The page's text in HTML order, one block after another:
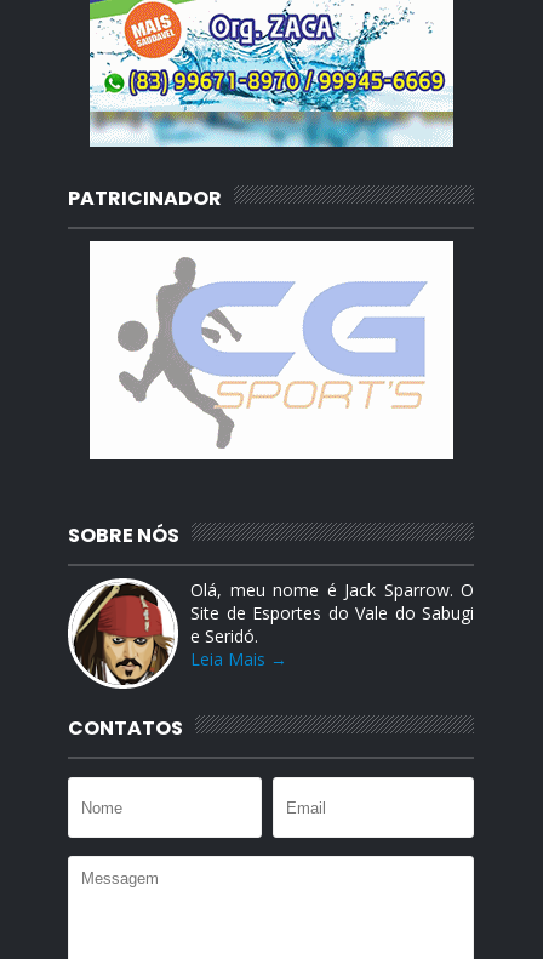
PATRICINADOR
SOBRE NÓS
Olá, meu nome é Jack Sparrow. O
Site de Esportes do Vale do Sabugi
e Seridó.
Leia Mais →
CONTATOS